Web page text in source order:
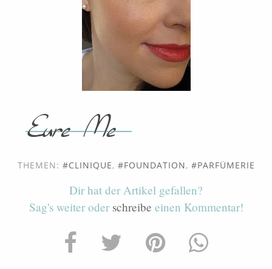
THEMEN: CLINIQUE, FOUNDATION, PARFÜMERIE
Dir hat der Artikel gefallen?
Sag's weiter oder schreibe einen Kommentar!